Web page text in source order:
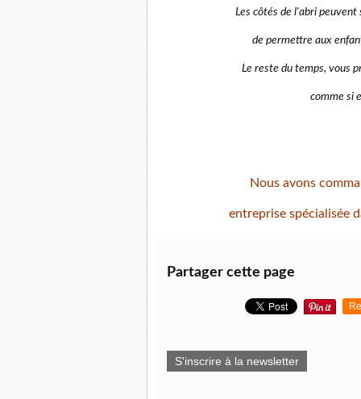
Les côtés de l'abri
de permettre aux
Le reste du temps, vous
comme si
Nous avons
entreprise spécialisée
Partager cette page
S'inscrire à la newsletter